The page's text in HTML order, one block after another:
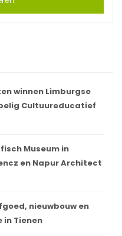
winnen Limburgse
Cultuureducatief
Museum in
en Napur Architect
nieuwbouw en
in Tienen